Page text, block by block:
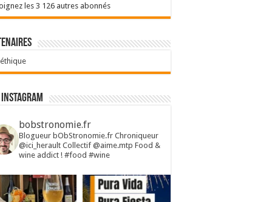
les 3 126 autres abonnés
Instagram
bobstronomie.fr
Blogueur bObStronomie.fr Chroniqueur
@ici_herault Collectif @aime.mtp Food &
wine addict ! #food #wine